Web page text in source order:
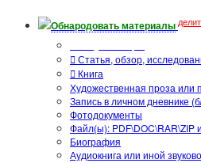
Обнародовать материалы
Статья, обзор,
Книга
Художественная проза или
Запись в личном дневнике
Фотодокументы
Файл(ы): PDF\DOC\RAR\ZIP
Биография
Аудиокнига или иной